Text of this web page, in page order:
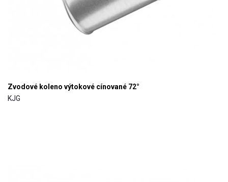
Zvodové koleno výtokové cínované 72°
KJG